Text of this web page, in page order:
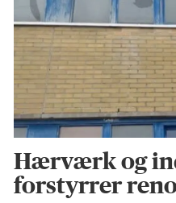
Hærværk og
forstyrrer